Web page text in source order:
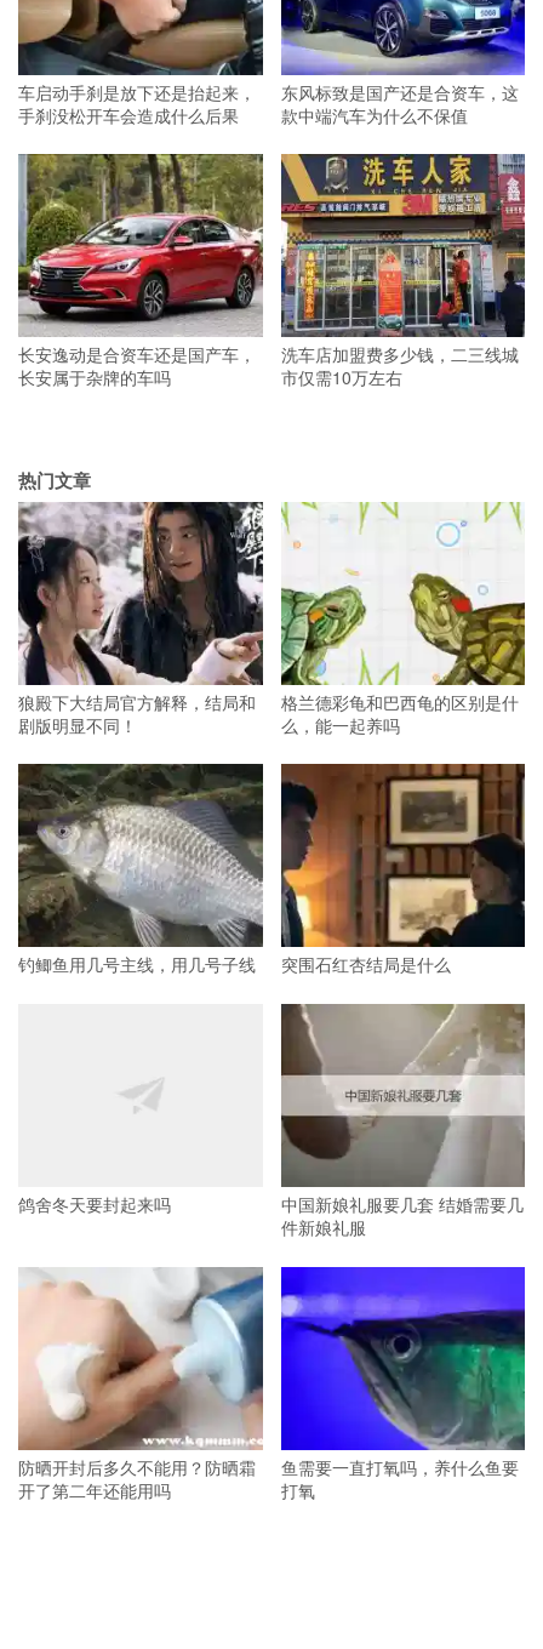
车启动手刹是放下还是抬起来，
手刹没松开车会造成什么后果
东风标致是国产还是合资车，这
款中端汽车为什么不保值
长安逸动是合资车还是国产车，
长安属于杂牌的车吗
洗车店加盟费多少钱，二三线城
市仅需10万左右
热门文章
狼殿下大结局官方解释，结局和
剧版明显不同！
格兰德彩龟和巴西龟的区别是什
么，能一起养吗
钓鲫鱼用几号主线，用几号子线 突围石红杏结局是什么
鸽舍冬天要封起来吗
中国新娘礼服要几套 结婚需要几
件新娘礼服
防晒开封后多久不能用？防晒霜
开了第二年还能用吗
鱼需要一直打氧吗，养什么鱼要
打氧